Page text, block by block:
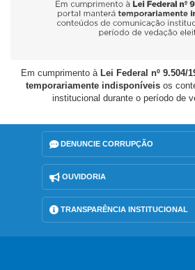
Em cumprimento à Lei Federal nº 9.504/
temporariamente indisponíveis os
institucional durante o período de
DENUNCIE CORRUPÇÃO
OUVIDORIA
TRANSPARÊNCIA INSTITUCIONAL